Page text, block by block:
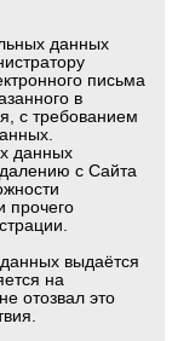
данных
письма
в
с требованием
данных
с Сайта
прочего
выдаётся
на
отозвал это